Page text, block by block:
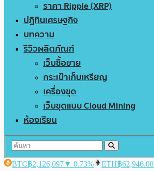
ราคา Ripple (XRP)
ปฏิทินเศรษฐกิจ
บทความ
รีวิวผลิตภัณฑ์
เว็บซื้อขาย
กระเป๋าเก็บเหรียญ
เครื่องขุด
เว็บขุดแบบ Cloud Mining
ห้องเรียน
BTC฿2,126,097▼ 0.73% ETH฿62,946.00